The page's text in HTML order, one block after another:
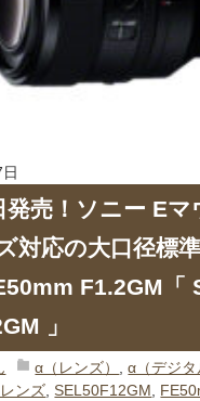
発売！ソニー Eマ
対応の大口径標
F1.2GM「
」
α（レンズ） ,α（デジタ
ンズ ,SEL50F12GM